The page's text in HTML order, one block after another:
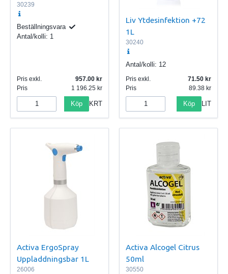
30239
Beställningsvara
Antal/kolli: 1
Pris exkl.
957.00
Pris
1 196.25
Köp KRT
Liv Ytdesinfektion +72
1L
30240
Antal/kolli: 12
Pris exkl.
71.50
Pris
89.38
Köp LIT
Activa ErgoSpray
Uppladdningsbar 1L
26006
Activa Alcogel Citrus
50ml
30550